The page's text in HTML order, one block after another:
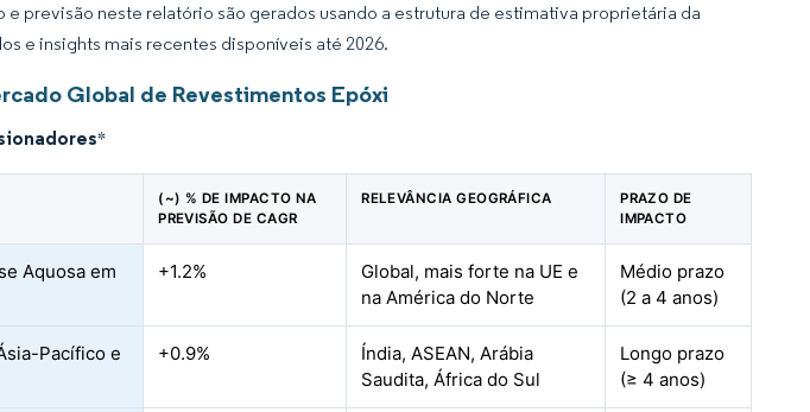
e previsão neste relatório são gerados usando a estrutura de estimativa proprietária da
e insights mais recentes disponíveis até 2026.
Global de Revestimentos Epóxi
*
(~) % DE IMPACTO NA
PREVISÃO DE CAGR
RELEVÂNCIA GEOGRÁFICA
PRAZO DE
IMPACTO
Aquosa em
+1.2%
Global, mais forte na UE e
na América do Norte
Médio prazo
(2 a 4 anos)
Pacífico e
+0.9%
Índia, ASEAN, Arábia
Saudita, África do Sul
Longo prazo
(≥ 4 anos)